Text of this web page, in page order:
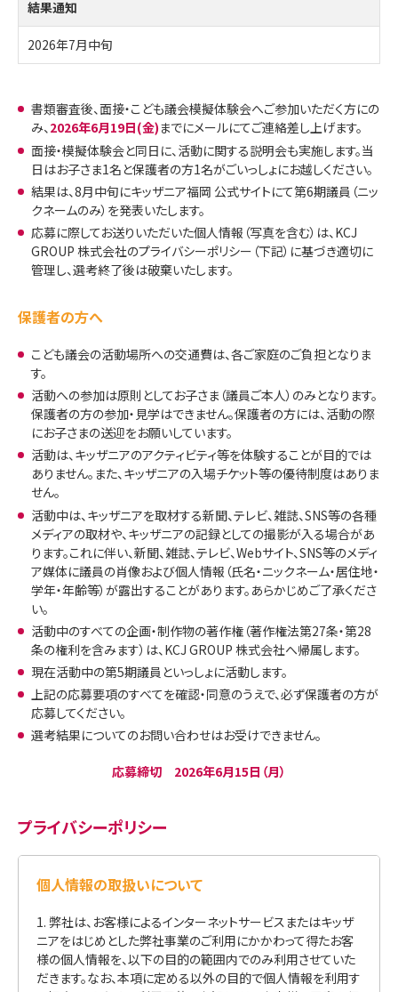
結果通知
2026年7月中旬
書類審査後、面接・こども議会模擬体験会へご参加いただく方にの
み、2026年6月19日(金)までにメールにてご連絡差し上げます。
面接・模擬体験会と同日に、活動に関する説明会も実施します。当
日はお子さま1名と保護者の方1名がごいっしょにお越しください。
結果は、8月中旬にキッザニア福岡 公式サイトにて第6期議員（ニッ
クネームのみ）を発表いたします。
応募に際してお送りいただいた個人情報（写真を含む）は、KCJ
GROUP 株式会社のプライバシーポリシー（下記）に基づき適切に
管理し、選考終了後は破棄いたします。
保護者の方へ
こども議会の活動場所への交通費は、各ご家庭のご負担となりま
す。
活動への参加は原則としてお子さま（議員ご本人）のみとなります。
保護者の方の参加・見学はできません。保護者の方には、活動の際
にお子さまの送迎をお願いしています。
活動は、キッザニアのアクティビティ等を体験することが目的では
ありません。また、キッザニアの入場チケット等の優待制度はありま
せん。
活動中は、キッザニアを取材する新聞、テレビ、雑誌、SNS等の各種
メディアの取材や、キッザニアの記録としての撮影が入る場合があ
ります。これに伴い、新聞、雑誌、テレビ、Webサイト、SNS等のメディ
ア媒体に議員の肖像および個人情報（氏名・ニックネーム・居住地・
学年・年齢等）が露出することがあります。あらかじめご了承くださ
い。
活動中のすべての企画・制作物の著作権（著作権法第27条・第28
条の権利を含みます）は、KCJ GROUP 株式会社へ帰属します。
現在活動中の第5期議員といっしょに活動します。
上記の応募要項のすべてを確認・同意のうえで、必ず保護者の方が
応募してください。
選考結果についてのお問い合わせはお受けできません。
応募締切 2026年6月15日（月）
プライバシーポリシー